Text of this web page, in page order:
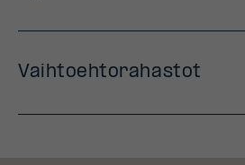
Vaihtoehtorahastot